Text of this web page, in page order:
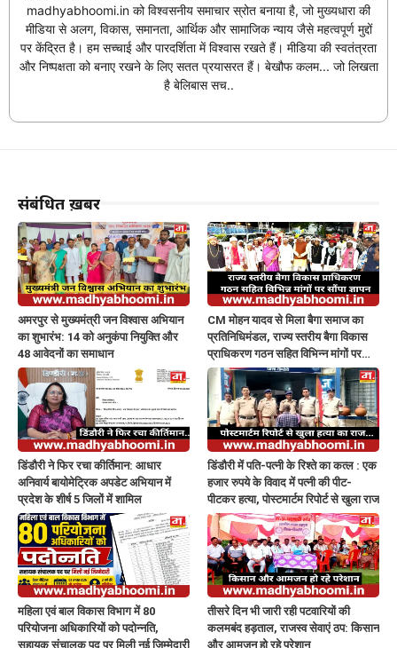
madhyabhoomi.in को विश्वसनीय समाचार स्रोत बनाया है, जो मुख्यधारा की
मीडिया से अलग, विकास, समानता, आर्थिक और सामाजिक न्याय जैसे महत्वपूर्ण मुद्दों
पर केंद्रित है। हम सच्चाई और पारदर्शिता में विश्वास रखते हैं। मीडिया की स्वतंत्रता
और निष्पक्षता को बनाए रखने के लिए सतत प्रयासरत हैं। बेखौफ कलम... जो लिखता
है बेलिबास सच..
संबंधित ख़बरें
अमरपुर से मुख्यमंत्री जन विश्वास अभियान
का शुभारंभ: 14 को अनुकंपा नियुक्ति और
48 आवेदनों का समाधान
CM मोहन यादव से मिला बैगा समाज का
प्रतिनिधिमंडल, राज्य स्तरीय बैगा विकास
प्राधिकरण गठन सहित विभिन्न मांगों पर
सौंपा ज्ञापन
डिंडौरी ने फिर रचा कीर्तिमान: आधार
अनिवार्य बायोमेट्रिक अपडेट अभियान में
प्रदेश के शीर्ष 5 जिलों में शामिल
डिंडौरी में पति-पत्नी के रिश्ते का कत्ल : एक
हजार रुपये के विवाद में पत्नी की पीट-
पीटकर हत्या, पोस्टमार्टम रिपोर्ट से खुला राज
महिला एवं बाल विकास विभाग में 80
परियोजना अधिकारियों को पदोन्नति,
सहायक संचालक पद पर मिली नई जिम्मेदारी
तीसरे दिन भी जारी रही पटवारियों की
कलमबंद हड़ताल, राजस्व सेवाएं ठप: किसान
और आमजन हो रहे परेशान